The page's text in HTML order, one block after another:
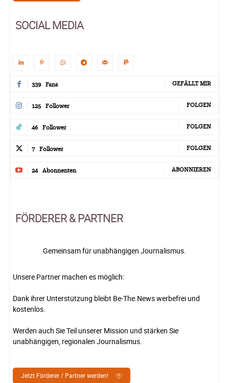
SOCIAL MEDIA
339 Fans GEFÄLLT MIR
125 Follower FOLGEN
46 Follower FOLGEN
7 Follower FOLGEN
24 Abonnenten ABONNIEREN
FÖRDERER & PARTNER
Gemeinsam für unabhängigen Journalismus.
Unsere Partner machen es möglich:
Dank ihrer Unterstützung bleibt Be-The.News werbefrei und
kostenlos.
Werden auch Sie Teil unserer Mission und stärken Sie
unabhängigen, regionalen Journalismus.
Jetzt Förderer / Partner werden!